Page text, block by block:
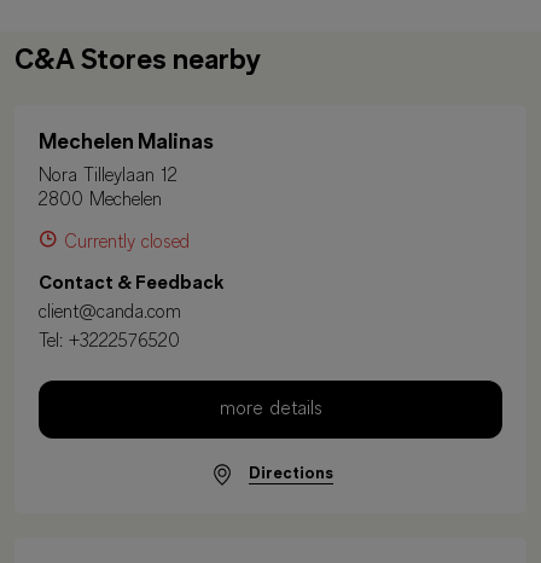
C&A Stores nearby
Mechelen Malinas
Nora Tilleylaan 12
2800 Mechelen
Currently closed
Contact & Feedback
client@canda.com
Tel: +3222576520
more details
Directions